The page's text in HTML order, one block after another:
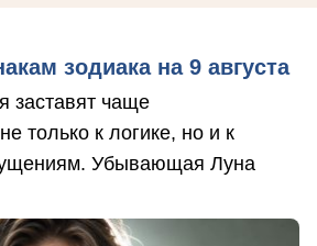
зодиака на 9 августа
заставят чаще
только к логике, но и к
Убывающая Луна